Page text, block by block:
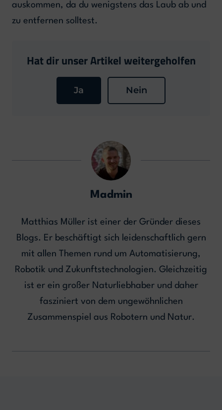
auskommen, da du wenigstens das Laub ab und
zu entfernen solltest.
Hat dir unser Artikel weitergeholfen
Ja Nein
Madmin
Matthias Müller ist einer der Gründer dieses
Blogs. Er beschäftigt sich leidenschaftlich gern
mit allen Themen rund um Automatisierung,
Robotik und Zukunftstechnologien. Gleichzeitig
ist er ein großer Naturliebhaber und daher
fasziniert von dem ungewöhnlichen
Zusammenspiel aus Robotern und Natur.